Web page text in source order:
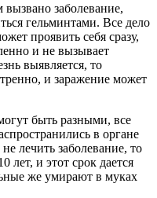
заболевание,
гельминтами. Все дело
проявить себя сразу,
и не вызывает
выявляется, то
и заражение может
быть разными, все
в органе
лечить заболевание, то
лет, и этот срок дается
же умирают в муках